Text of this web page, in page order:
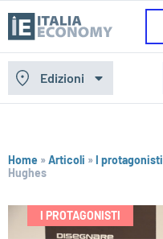
Edizioni
Home »Articoli »I protagonisti
Hughes
I PROTAGONISTI